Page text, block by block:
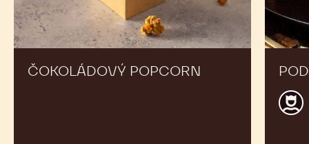
ČOKOLÁDOVÝ POPCORN
De